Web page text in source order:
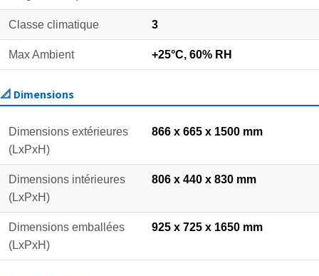
Classe climatique 3
Max Ambient +25°C, 60% RH
📐 Dimensions
Dimensions extérieures
(LxPxH)
866 x 665 x 1500 mm
Dimensions intérieures
(LxPxH)
806 x 440 x 830 mm
Dimensions emballées
(LxPxH)
925 x 725 x 1650 mm